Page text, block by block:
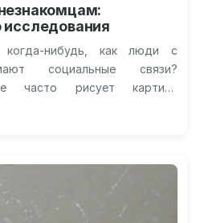
исследования
нибудь, как люди с
социальные связи?
часто рисует картину
завесу…